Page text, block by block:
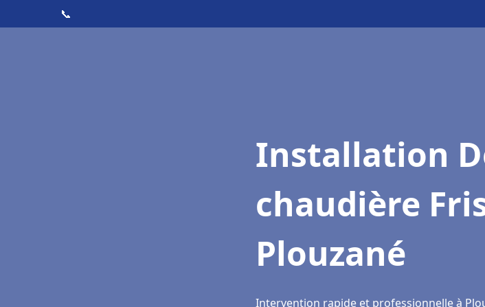
📞
Installation
chaudière
Plouzané
Intervention rapide et professionnelle à